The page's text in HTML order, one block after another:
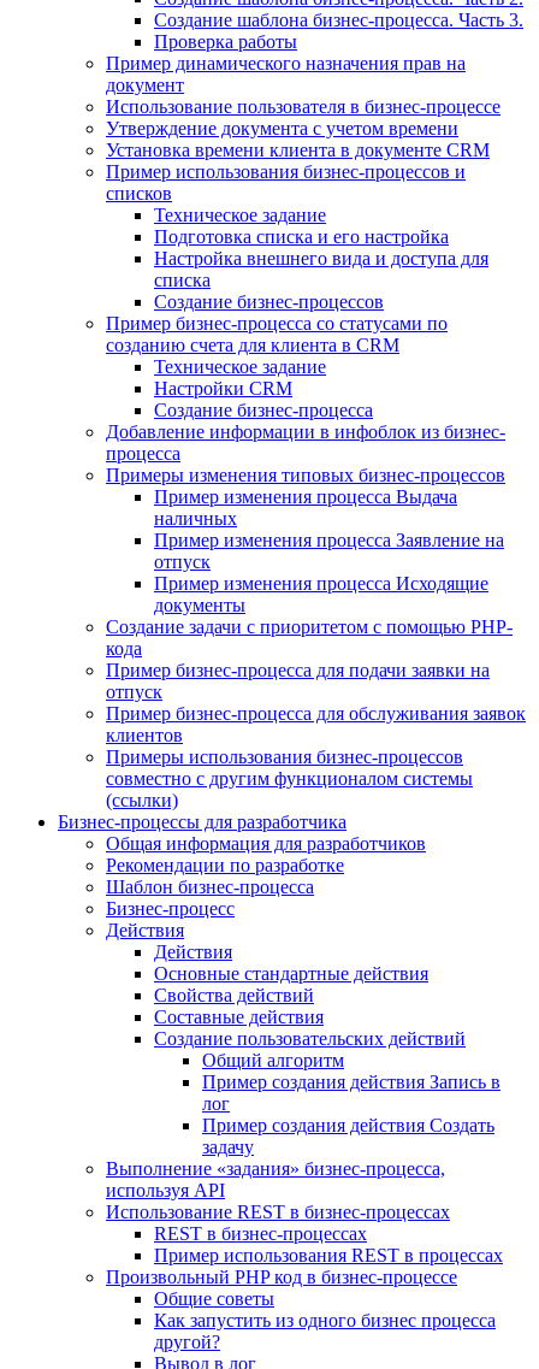
Создание шаблона бизнес-процесса. Часть 3.
Проверка работы
Пример динамического назначения прав на
документ
Использование пользователя в бизнес-процессе
Утверждение документа с учетом времени
Установка времени клиента в документе CRM
Пример использования бизнес-процессов и
списков
Техническое задание
Подготовка списка и его настройка
Настройка внешнего вида и доступа для
списка
Создание бизнес-процессов
Пример бизнес-процесса со статусами по
созданию счета для клиента в CRM
Техническое задание
Настройки CRM
Создание бизнес-процесса
Добавление информации в инфоблок из бизнес-
процесса
Примеры изменения типовых бизнес-процессов
Пример изменения процесса Выдача
наличных
Пример изменения процесса Заявление на
отпуск
Пример изменения процесса Исходящие
документы
Создание задачи с приоритетом с помощью PHP-
кода
Пример бизнес-процесса для подачи заявки на
отпуск
Пример бизнес-процесса для обслуживания заявок
клиентов
Примеры использования бизнес-процессов
совместно с другим функционалом системы
(ссылки)
Бизнес-процессы для разработчика
Общая информация для разработчиков
Рекомендации по разработке
Шаблон бизнес-процесса
Бизнес-процесс
Действия
Действия
Основные стандартные действия
Свойства действий
Составные действия
Создание пользовательских действий
Общий алгоритм
Пример создания действия Запись в
лог
Пример создания действия Создать
задачу
Выполнение «задания» бизнес-процесса,
используя API
Использование REST в бизнес-процессах
REST в бизнес-процессах
Пример использования REST в процессах
Произвольный PHP код в бизнес-процессе
Общие советы
Как запустить из одного бизнес процесса
другой?
Вывод в лог